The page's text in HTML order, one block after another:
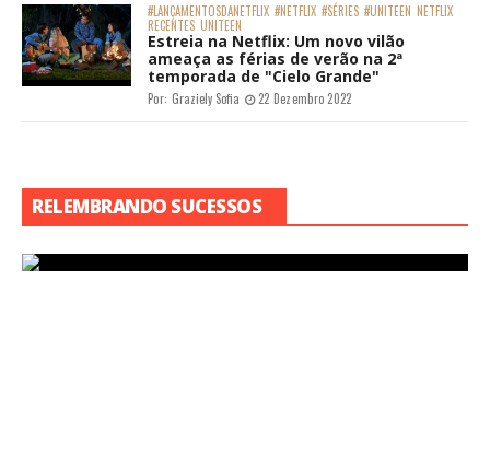
#LANÇAMENTOSDANETFLIX #NETFLIX #SÉRIES #UNITEEN NETFLIX
RECENTES UNITEEN
Estreia na Netflix: Um novo vilão
ameaça as férias de verão na 2ª
temporada de "Cielo Grande"
Por: Graziely Sofia 22 Dezembro 2022
RELEMBRANDO SUCESSOS